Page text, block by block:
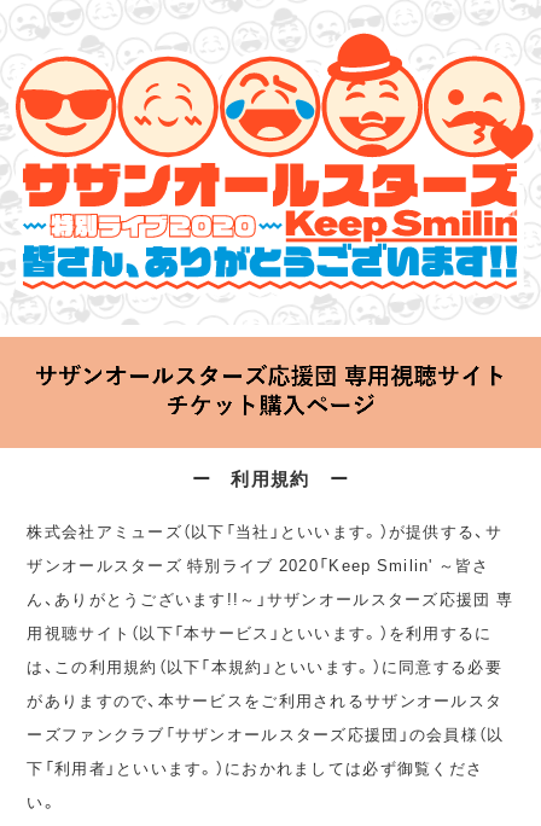
サザンオールスターズ 特別ライブ 2020
2020.06.25 Thu 20:00 Start at 横浜アリーナ
ー 利用規約 ー
株式会社アミューズ（以下「当社」といいます。）が提供する、サ
ザンオールスターズ 特別ライブ 2020「Keep Smilin' ～皆さ
ん、ありがとうございます!!～」サザンオールスターズ応援団 専
用視聴サイト（以下「本サービス」といいます。）を利用するに
は、この利用規約（以下「本規約」といいます。）に同意する必要
がありますので、本サービスをご利用されるサザンオールスタ
ーズファンクラブ「サザンオールスターズ応援団」の会員様（以
下「利用者」といいます。）におかれましては必ず御覧くださ
い。